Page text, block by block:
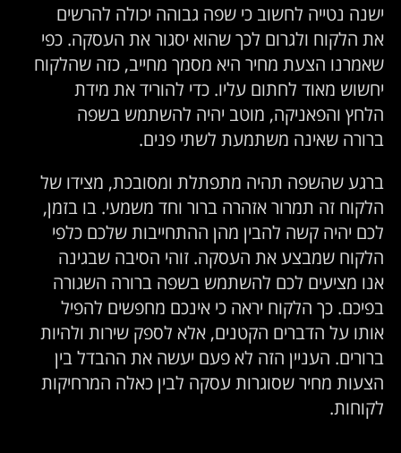
ישנה נטייה לחשוב כי שפה גבוהה יכולה להרשים
את הלקוח ולגרום לכך שהוא יסגור את העסקה. כפי
שאמרנו הצעת מחיר היא מסמך מחייב, כזה שהלקוח
יחשוש מאוד לחתום עליו. כדי להוריד את מידת
הלחץ והפאניקה, מוטב יהיה להשתמש בשפה
ברורה שאינה משתמעת לשתי פנים.
ברגע שהשפה תהיה מתפתלת ומסובכת, מצידו של
הלקוח זה תמרור אזהרה ברור וחד משמעי. בו בזמן,
לכם יהיה קשה להבין מהן ההתחייבות שלכם כלפי
הלקוח שמבצע את העסקה. זוהי הסיבה שבגינה
אנו מציעים לכם להשתמש בשפה ברורה השגורה
בפיכם. כך הלקוח יראה כי אינכם מחפשים להפיל
אותו על הדברים הקטנים, אלא לספק שירות ולהיות
ברורים. העניין הזה לא פעם יעשה את ההבדל בין
הצעות מחיר שסוגרות עסקה לבין כאלה המרחיקות
לקוחות.